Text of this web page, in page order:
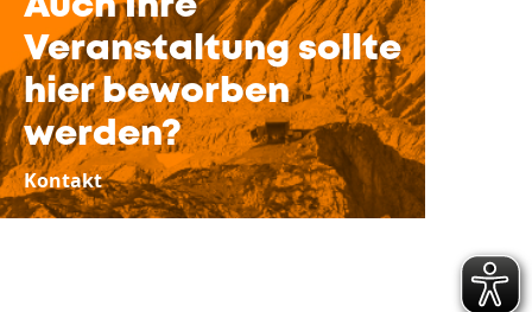
Auch Ihre
Veranstaltung sollte
hier beworben
werden?
Kontakt